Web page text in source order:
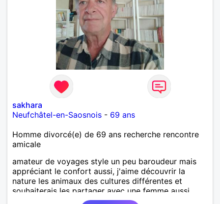
sakhara
Neufchâtel-en-Saosnois - 69 ans
Homme divorcé(e) de 69 ans recherche rencontre
amicale
amateur de voyages style un peu baroudeur mais
appréciant le confort aussi, j'aime découvrir la
nature les animaux des cultures différentes et
souhaiterais les partager avec une femme aussi